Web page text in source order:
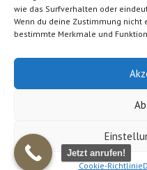
wie das Surfverhalten oder
Wenn du deine Zustimmung nicht
bestimmte Merkmale und
Cookie-Richtlinie
AGB|Impressum Datenschutz|
nach Gebieten|FAQ|PARTNER ©
Jetzt anrufen!